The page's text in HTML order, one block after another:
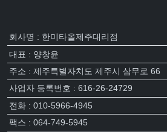
회사명 : 한미타올제주대리점
대표 : 양창윤
주소 : 제주특별자치도 제주시 삼무로 66
사업자 등록번호 : 616-26-24729
전화 : 010-5966-4945
팩스 : 064-749-5945